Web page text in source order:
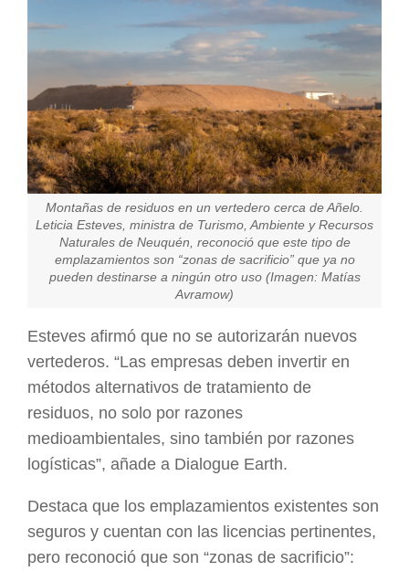
Montañas de residuos en un vertedero cerca de Añelo.
Leticia Esteves, ministra de Turismo, Ambiente y Recursos
Naturales de Neuquén, reconoció que este tipo de
emplazamientos son “zonas de sacrificio” que ya no
pueden destinarse a ningún otro uso (Imagen: Matías
Avramow)
Esteves afirmó que no se autorizarán nuevos
vertederos. “Las empresas deben invertir en
métodos alternativos de tratamiento de
residuos, no solo por razones
medioambientales, sino también por razones
logísticas”, añade a Dialogue Earth.
Destaca que los emplazamientos existentes son
seguros y cuentan con las licencias pertinentes,
pero reconoció que son “zonas de sacrificio”: